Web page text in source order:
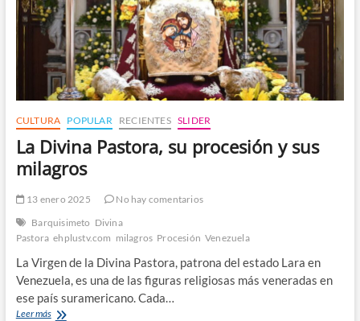
CULTURA POPULAR RECIENTES SLIDER
La Divina Pastora, su procesión y sus
milagros
13 enero 2025
No hay comentarios
Barquisimeto Divina
Pastora ehplustv.com milagros Procesión Venezuela
La Virgen de la Divina Pastora, patrona del estado Lara en
Venezuela, es una de las figuras religiosas más veneradas en
ese país suramericano. Cada…
Leer másLa